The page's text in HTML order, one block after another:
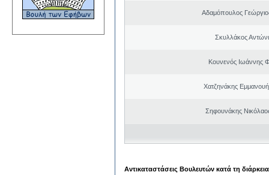
Αδαμόπουλος
Σκυλλάκος
Κουνενός Ιωάννης
Χατζηνάκης
Σηφουνάκης
Αντικαταστάσεις Βουλευτών κατά τη